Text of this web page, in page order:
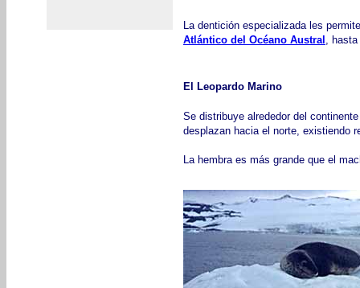
La dentición especializada les
Atlántico del Océano Austral ,
El Leopardo Marino
Se distribuye alrededor del
desplazan hacia el norte, existiendo
La hembra es más grande que el